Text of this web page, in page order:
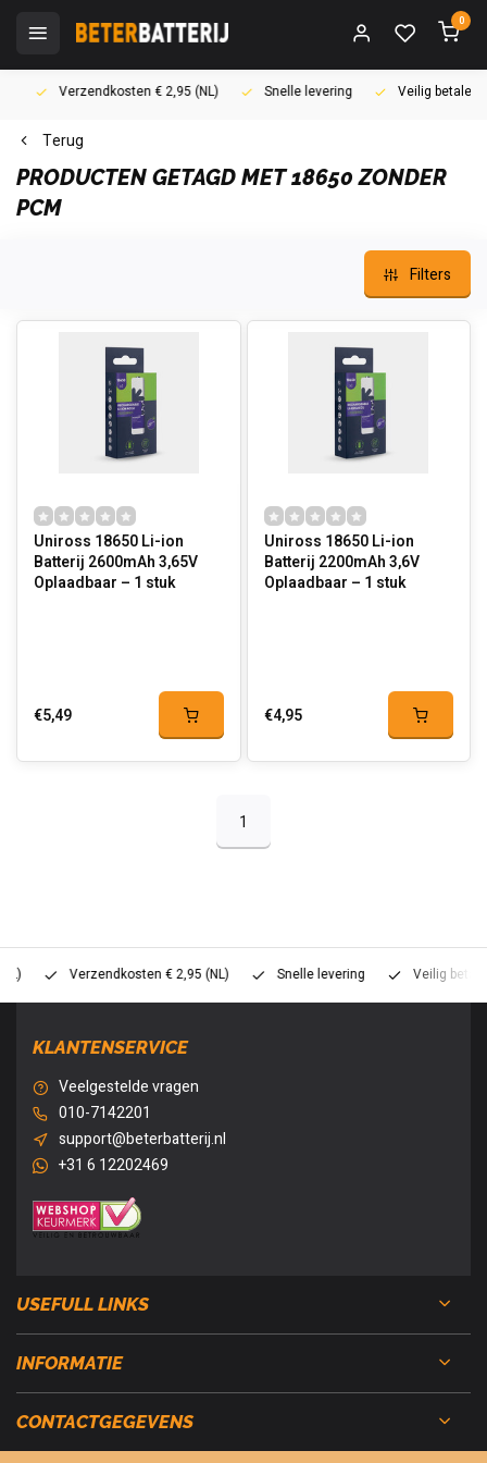
0
Verzendkosten € 2,95 (NL) Snelle levering Veilig betalen
Terug
PRODUCTEN GETAGD MET 18650 ZONDER
PCM
Filters
Uniross 18650 Li-ion
Batterij 2600mAh 3,65V
Oplaadbaar – 1 stuk
€5,49
Uniross 18650 Li-ion
Batterij 2200mAh 3,6V
Oplaadbaar – 1 stuk
€4,95
1
Verzendkosten € 2,95 (NL) Snelle levering Veilig betalen
KLANTENSERVICE
Veelgestelde vragen
010-7142201
support@beterbatterij.nl
+31 6 12202469
USEFULL LINKS
INFORMATIE
CONTACTGEGEVENS